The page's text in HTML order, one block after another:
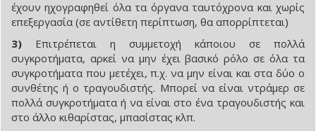
έχουν ηχογραφηθεί όλα τα όργανα ταυτόχρονα και χωρίς
επεξεργασία (σε αντίθετη περίπτωση, θα απορρίπτεται)
3) Επιτρέπεται η συμμετοχή κάποιου σε πολλά
συγκροτήματα, αρκεί να μην έχει βασικό ρόλο σε όλα τα
συγκροτήματα που μετέχει, π.χ. να μην είναι και στα δύο ο
συνθέτης ή ο τραγουδιστής. Μπορεί να είναι ντράμερ σε
πολλά συγκροτήματα ή να είναι στο ένα τραγουδιστής και
στο άλλο κιθαρίστας, μπασίστας κλπ.